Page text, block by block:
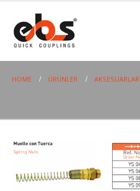
HOME ÜRÜNLER AKSESUARLAR